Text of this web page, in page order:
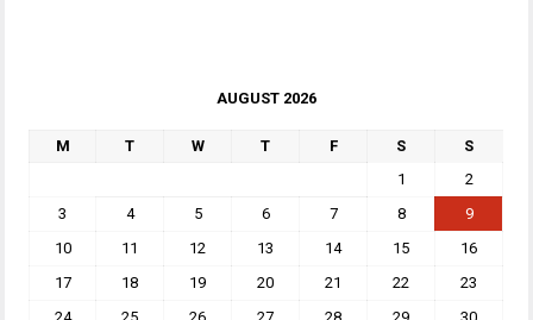
AUGUST 2026
M T W T F S
S
1
2
3
4 5 6 7 8
9
10
11 12 13 14 15
16
17
18 19 20 21 22
23